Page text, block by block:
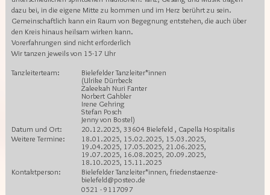
dazu bei, in die eigene Mitte zu kommen und im Herz berührt zu sein.
Gemeinschaftlich kann ein Raum von Begegnung entstehen, die auch über
den Kreis hinaus heilsam wirken kann.
Vorerfahrungen sind nicht erforderlich
Wir tanzen jeweils von 15-17 Uhr
Tanzleiterteam:
Bielefelder Tanzleiter*innen
(Ulrike Dürrbeck
Zaleekah Nuri Fanter
Norbert Gahbler
Irene Gehring
Stefan Posch
Jenny von Bostel)
Datum und Ort:
20.12.2025, 33604 Bielefeld , Capella Hospitalis
Weitere Termine:
18.01.2025, 15.02.2025, 15.03.2025,
19.04.2025, 17.05.2025, 21.06.2025,
19.07.2025, 16.08.2025, 20.09.2025,
18.10.2025, 15.11.2025
Kontaktperson:
Bielefelder Tanzleiter*innen, friedenstaenze-
bielefeld@posteo.de
0521 - 9117097